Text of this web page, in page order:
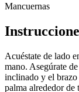
Mancuernas
Acuéstate de lado
mano. Asegúrate
inclinado y el brazo
palma alrededor de